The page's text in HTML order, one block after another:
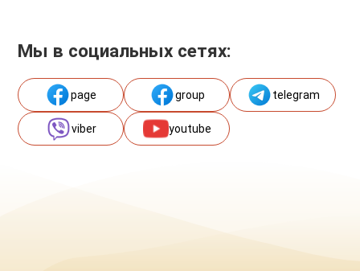
Мы в социальных сетях:
page group telegram
viber youtube